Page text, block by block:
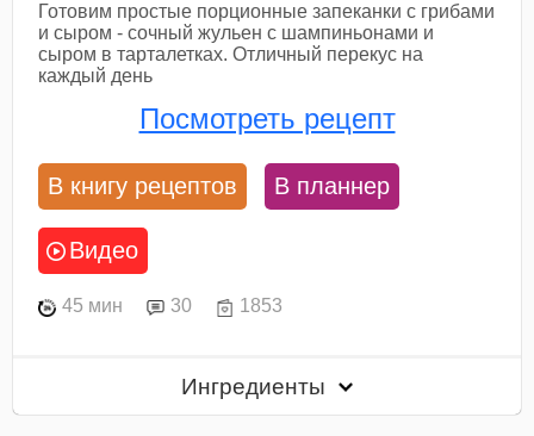
Готовим простые порционные запеканки с грибами
и сыром - сочный жульен с шампиньонами и
сыром в тарталетках. Отличный перекус на
каждый день
Посмотреть рецепт
В книгу рецептов В планнер
Видео
45 мин 30 1853
Ингредиенты